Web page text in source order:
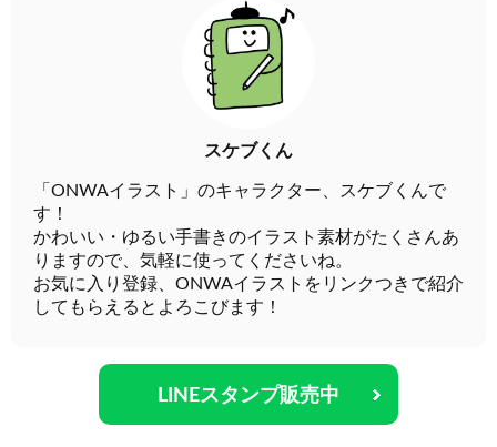
スケブくん
「ONWAイラスト」のキャラクター、スケブくんで
す！
かわいい・ゆるい手書きのイラスト素材がたくさんあ
りますので、気軽に使ってくださいね。
お気に入り登録、ONWAイラストをリンクつきで紹介
してもらえるとよろこびます！
LINEスタンプ販売中